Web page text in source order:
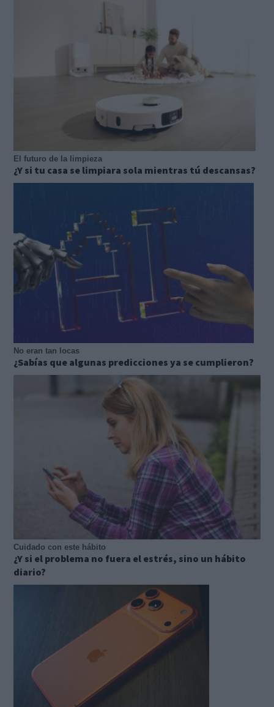
El futuro de la limpieza
¿Y si tu casa se limpiara sola mientras tú descansas?
No eran tan locas
¿Sabías que algunas predicciones ya se cumplieron?
Cuidado con este hábito
¿Y si el problema no fuera el estrés, sino un hábito
diario?